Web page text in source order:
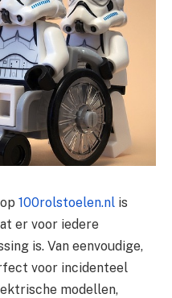
100rolstoelen.nl is
er voor iedere
is. Van eenvoudige,
voor incidenteel
modellen,